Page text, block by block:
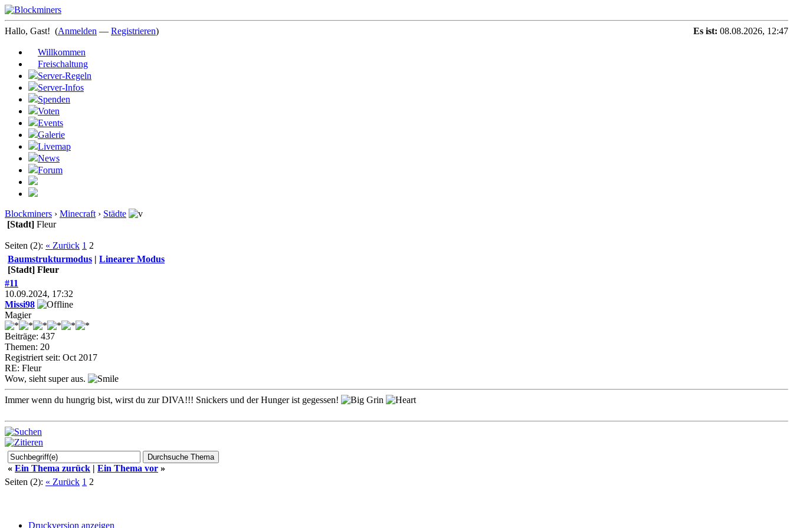
Hallo, Gast! (Anmelden — Registrieren) Es ist: 08.08.2026, 12:47
Willkommen
Freischaltung
Server-Regeln
Server-Infos
Spenden
Voten
Events
Galerie
Livemap
News
Forum
Blockminers › Minecraft › Städte
[Stadt] Fleur
Seiten (2): « Zurück 1 2
Baumstrukturmodus | Linearer Modus
[Stadt] Fleur
#11
10.09.2024, 17:32
Missi98
Magier
Beiträge: 437
Themen: 20
Registriert seit: Oct 2017
RE: Fleur
Wow, sieht super aus.
Immer wenn du hungrig bist, wirst du zur DIVA!!! Snickers und der Hunger ist gegessen!
« Ein Thema zurück | Ein Thema vor »
Seiten (2): « Zurück 1 2
Druckversion anzeigen